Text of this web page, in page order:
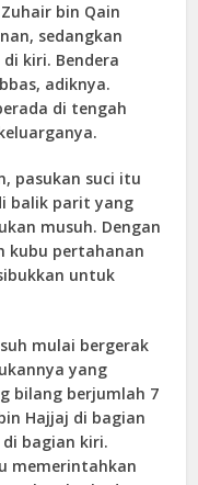
bin Qain
sedangkan
kiri. Bendera
adiknya.
di tengah
pasukan suci itu
balik parit yang
musuh. Dengan
kubu pertahanan
untuk
mulai bergerak
yang
bilang berjumlah 7
Hajjaj di bagian
di bagian kiri.
memerintahkan